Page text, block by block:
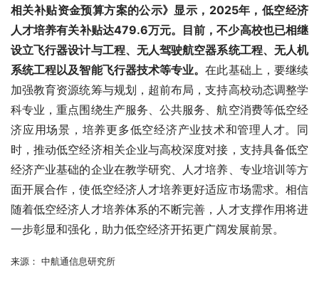
相关补贴资金预算方案的公示》显示，2025年，低空经济
人才培养有关补贴达479.6万元。目前，不少高校也已相继
设立飞行器设计与工程、无人驾驶航空器系统工程、无人机
系统工程以及智能飞行器技术等专业。在此基础上，要继续
加强教育资源统筹与规划，超前布局，支持高校动态调整学
科专业，重点围绕生产服务、公共服务、航空消费等低空经
济应用场景，培养更多低空经济产业技术和管理人才。同
时，推动低空经济相关企业与高校深度对接，支持具备低空
经济产业基础的企业在教学研究、人才培养、专业培训等方
面开展合作，使低空经济人才培养更好适应市场需求。相信
随着低空经济人才培养体系的不断完善，人才支撑作用将进
一步彰显和强化，助力低空经济开拓更广阔发展前景。
来源： 中航通信息研究所